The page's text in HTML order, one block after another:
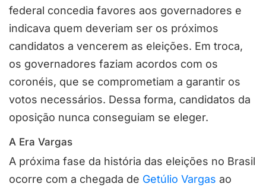
federal concedia favores aos governadores e
indicava quem deveriam ser os próximos
candidatos a vencerem as eleições. Em troca,
os governadores faziam acordos com os
coronéis, que se comprometiam a garantir os
votos necessários. Dessa forma, candidatos da
oposição nunca conseguiam se eleger.
A Era Vargas
A próxima fase da história das eleições no Brasil
ocorre com a chegada de Getúlio Vargas ao